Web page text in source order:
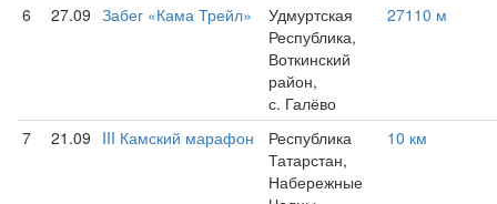
6 27.09 Забег «Кама Трейл»
Удмуртская
Республика,
Воткинский
район,
с. Галёво
27110 м
7 21.09 III Камский марафон
Республика
Татарстан,
Набережные
10 км